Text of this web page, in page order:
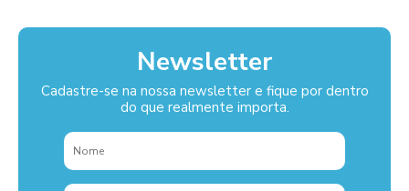
Newsletter
Cadastre-se na nossa newsletter e fique por dentro
do que realmente importa.